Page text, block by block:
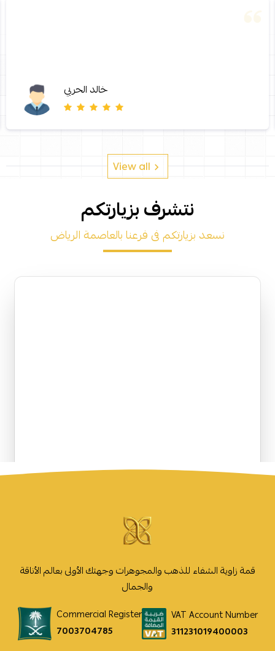
خالد الحربي
View all
نتشرف بزيارتكم
نسعد بزيارتكم فى فرعنا بالعاصمة الرياض
قمة زاوية الشفاء للذهب والمجوهرات وجهتك الأولى بعالم الأناقة
والجمال
Commercial Register
7003704785
VAT Account Number
311231019400003